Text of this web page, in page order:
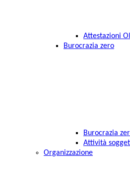
Attestazioni
Burocrazia zero
Burocrazia
Attività
Organizzazione